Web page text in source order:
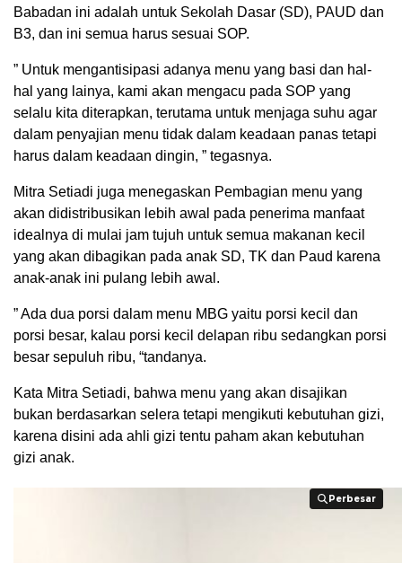
Babadan ini adalah untuk Sekolah Dasar (SD), PAUD dan
B3, dan ini semua harus sesuai SOP.
” Untuk mengantisipasi adanya menu yang basi dan hal-
hal yang lainya, kami akan mengacu pada SOP yang
selalu kita diterapkan, terutama untuk menjaga suhu agar
dalam penyajian menu tidak dalam keadaan panas tetapi
harus dalam keadaan dingin, ” tegasnya.
Mitra Setiadi juga menegaskan Pembagian menu yang
akan didistribusikan lebih awal pada penerima manfaat
idealnya di mulai jam tujuh untuk semua makanan kecil
yang akan dibagikan pada anak SD, TK dan Paud karena
anak-anak ini pulang lebih awal.
” Ada dua porsi dalam menu MBG yaitu porsi kecil dan
porsi besar, kalau porsi kecil delapan ribu sedangkan porsi
besar sepuluh ribu, “tandanya.
Kata Mitra Setiadi, bahwa menu yang akan disajikan
bukan berdasarkan selera tetapi mengikuti kebutuhan gizi,
karena disini ada ahli gizi tentu paham akan kebutuhan
gizi anak.
Perbesar
Perbesar